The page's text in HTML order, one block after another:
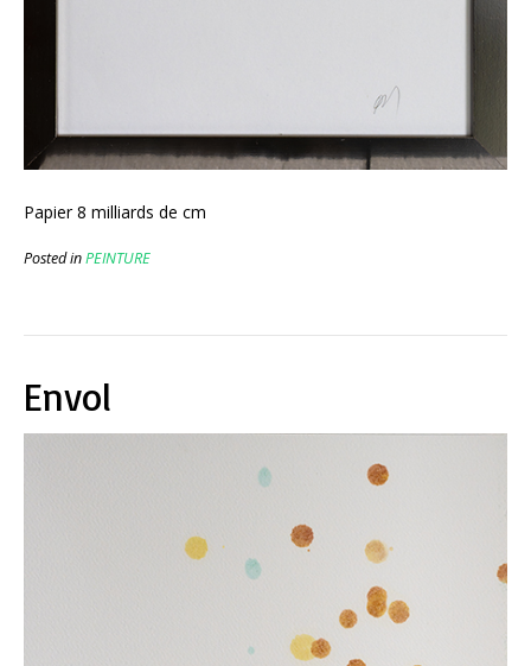
Papier 8 milliards de cm
Posted inPEINTURE
Envol